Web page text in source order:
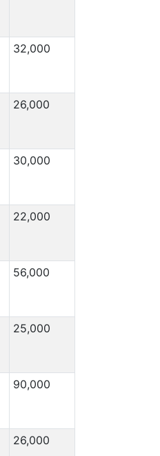
32,000
26,000
30,000
22,000
56,000
25,000
90,000
26,000